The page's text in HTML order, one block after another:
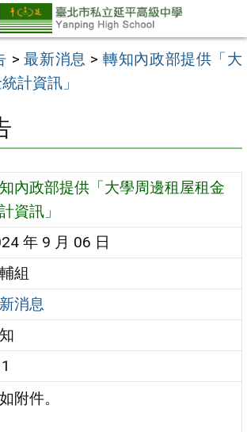
>最新消息 > 轉知內政部提供「大
計資訊」
內政部提供「大學周邊租屋租金
資訊」
年 9 月 06 日
組
消息
附件。